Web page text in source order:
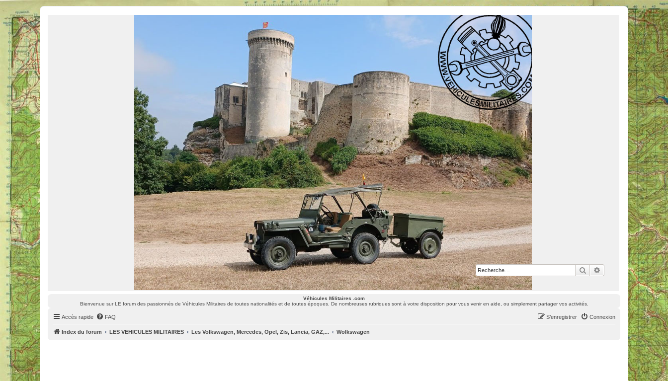
RechercherRecherche avancée
Bienvenue sur LE forum des passionnés de Véhicules Militaires de toutes nationalités et de toutes époques. De nombreuses rubriques sont à votre disposition pour vous venir en aide, ou simplement partager vos activités.
Véhicules Militaires .com
Bienvenue sur LE forum des passionnés de Véhicules Militaires de toutes nationalités et de toutes époques. De nombreuses rubriques sont à votre disposition pour vous venir en aide, ou simplement partager vos activités.
Accès rapide FAQ Connexion
S’enregistrer
Index du forum LES VEHICULES MILITAIRES Les Volkswagen, Mercedes, Opel, Zis, Lancia, GAZ,... Wolkswagen